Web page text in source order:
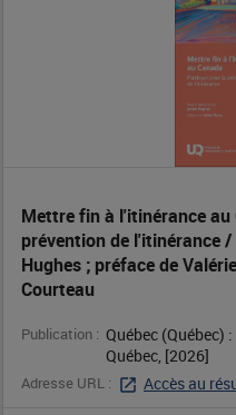
Canada
plaidoyer
pour
la
Mettre fin à l'itinérance
prévention de l'itinérance
Hughes ; préface de
Courteau
Publication : Québec (Québec)
Québec, [2026]
Adresse URL : Accès au